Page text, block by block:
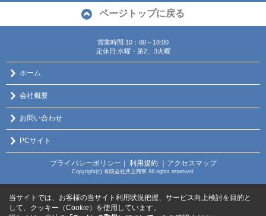
ページトップに戻る
営業時間:10：00～18:00
定休日:水曜・第2、3火曜
ホーム
会社概要
お問い合わせ
PCサイト
プライバシーポリシー 利用規約 ｜アクセスマップ
Copyright(c) 有限会社共立商事 All rights reserved.
当サイトでは、お客様の当サイト利用状況把握、サービス向上検討を目的と
して、クッキー（Cookie）を使用しています。